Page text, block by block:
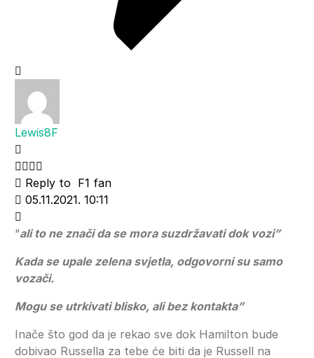
Lewis8F
Reply to F1 fan
05.11.2021. 10:11
“ali to ne znači da se mora suzdržavati dok vozi”
Kada se upale zelena svjetla, odgovorni su samo
vozači.
Mogu se utrkivati blisko, ali bez kontakta”
Inače što god da je rekao sve dok Hamilton bude
dobivao Russella za tebe će biti da je Russell na